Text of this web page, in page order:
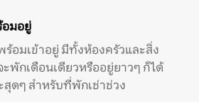
อมอยู่
ร้อมเข้าอยู่ มีทั้งห้องครัวและสิ่ง
พักเดือนเดียวหรืออยู่ยาวๆ ก็ได้
สุดๆ สำหรับที่พักเช่าช่วง